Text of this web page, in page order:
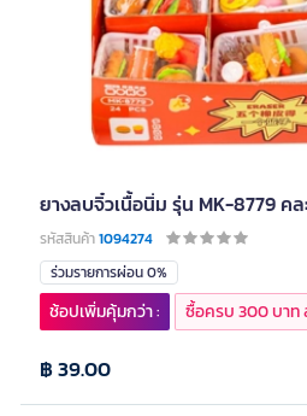
ยางลบจิ๋วเนื้อนิ่ม รุ่น MK-8779 คล
รหัสสินค้า1094274
ร่วมรายการผ่อน 0%
฿ 39.00
ช้อปเพิ่มคุ้มกว่า : ซื้อครบ 300 บาท